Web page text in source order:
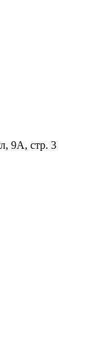
9А, стр. 3